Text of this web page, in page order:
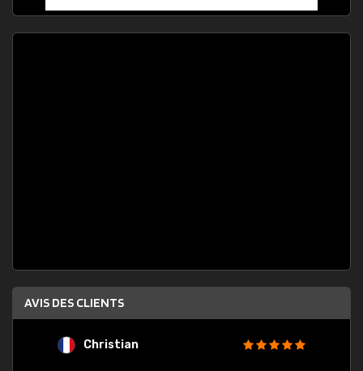
AVIS DES CLIENTS
Christian